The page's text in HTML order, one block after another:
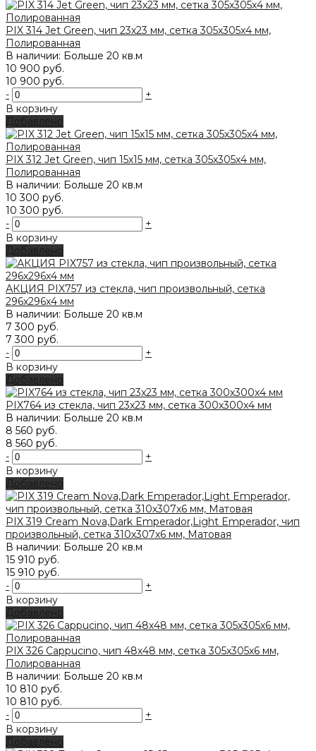
PIX 314 Jet Green, чип 23х23 мм, сетка 305х305х4 мм,
Полированная
В наличии: Больше 20 кв.м
10 900 руб.
10 900 руб.
-
+
В корзину
Добавлено
PIX 312 Jet Green, чип 15х15 мм, сетка 305х305х4 мм,
Полированная
В наличии: Больше 20 кв.м
10 300 руб.
10 300 руб.
-
+
В корзину
Добавлено
АКЦИЯ PIX757 из стекла, чип произвольный, сетка
296х296x4 мм
В наличии: Больше 20 кв.м
7 300 руб.
7 300 руб.
-
+
В корзину
Добавлено
PIX764 из стекла, чип 23x23 мм, сетка 300х300x4 мм
В наличии: Больше 20 кв.м
8 560 руб.
8 560 руб.
-
+
В корзину
Добавлено
PIX 319 Cream Nova,Dark Emperador,Light Emperador, чип
произвольный, сетка 310х307х6 мм, Матовая
В наличии: Больше 20 кв.м
15 910 руб.
15 910 руб.
-
+
В корзину
Добавлено
PIX 326 Cappucino, чип 48х48 мм, сетка 305х305х6 мм,
Полированная
В наличии: Больше 20 кв.м
10 810 руб.
10 810 руб.
-
+
В корзину
Добавлено